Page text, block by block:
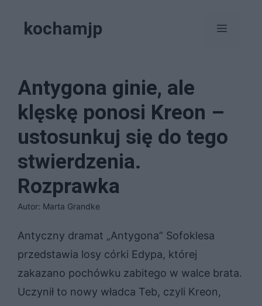
kochamjp Menu
Antygona ginie, ale
klęskę ponosi Kreon –
ustosunkuj się do tego
stwierdzenia.
Rozprawka
Autor: Marta Grandke
Antyczny dramat „Antygona” Sofoklesa
przedstawia losy córki Edypa, której
zakazano pochówku zabitego w walce brata.
Uczynił to nowy władca Teb, czyli Kreon,